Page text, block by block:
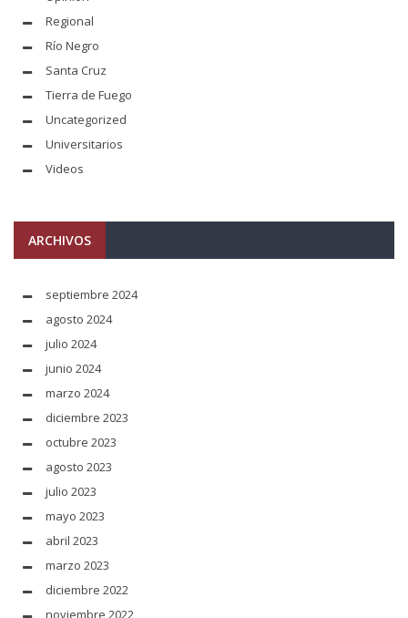
Regional
Río Negro
Santa Cruz
Tierra de Fuego
Uncategorized
Universitarios
Videos
ARCHIVOS
septiembre 2024
agosto 2024
julio 2024
junio 2024
marzo 2024
diciembre 2023
octubre 2023
agosto 2023
julio 2023
mayo 2023
abril 2023
marzo 2023
diciembre 2022
noviembre 2022